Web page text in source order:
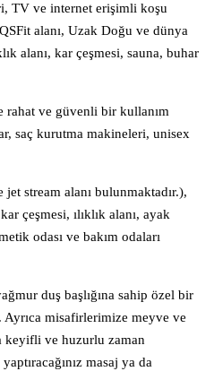
TV ve internet erişimli koşu
alanı, Uzak Doğu ve dünya
alanı, kar çeşmesi, sauna, buhar
rahat ve güvenli bir kullanım
saç kurutma makineleri, unisex
stream alanı bulunmaktadır.),
çeşmesi, ılıklık alanı, ayak
odası ve bakım odaları
duş başlığına sahip özel bir
misafirlerimize meyve ve
keyifli ve huzurlu zaman
masaj ya da